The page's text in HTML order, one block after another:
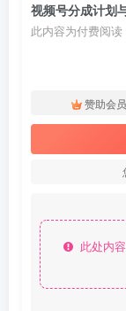
此内容为付费阅
赞助会员
此处内容